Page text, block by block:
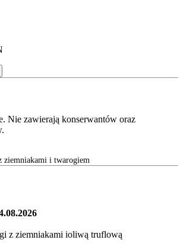
Nie zawierają konserwantów oraz
i twarogiem
z ziemniakami ioliwą truflową